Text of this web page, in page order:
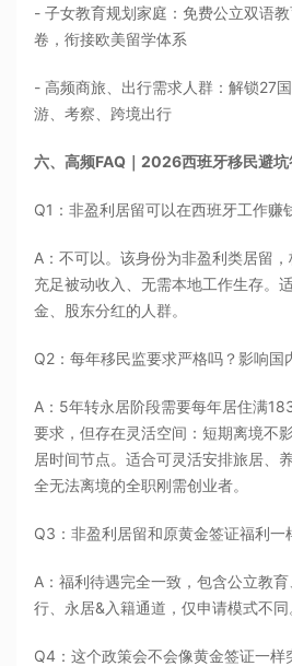
- 子女教育规划家庭：免费公立双语
卷，衔接欧美留学体系
- 高频商旅、出行需求人群：解锁27
游、考察、跨境出行
六、高频FAQ｜2026西班牙移民避坑
Q1：非盈利居留可以在西班牙工作赚
A：不可以。该身份为非盈利类居留
充足被动收入、无需本地工作生存。
金、股东分红的人群。
Q2：每年移民监要求严格吗？影响国
A：5年转永居阶段需要每年居住满
要求，但存在灵活空间：短期离境不
居时间节点。适合可灵活安排旅居、
全无法离境的全职刚需创业者。
Q3：非盈利居留和原黄金签证福利一
A：福利待遇完全一致，包含公立教
行、永居&入籍通道，仅申请模式不同
Q4：这个政策会不会像黄金签证一样